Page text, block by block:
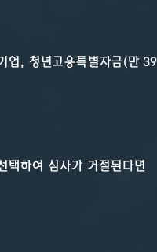
업, 청년고용특별자금(만 39
택하여 심사가 거절된다면